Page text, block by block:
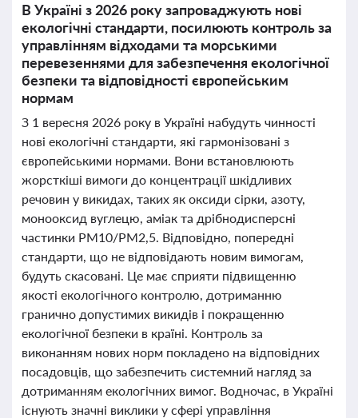
В Україні з 2026 року запроваджують нові
екологічні стандарти, посилюють контроль за
управлінням відходами та морськими
перевезеннями для забезпечення екологічної
безпеки та відповідності європейським
нормам
З 1 вересня 2026 року в Україні набудуть чинності
нові екологічні стандарти, які гармонізовані з
європейськими нормами. Вони встановлюють
жорсткіші вимоги до концентрації шкідливих
речовин у викидах, таких як оксиди сірки, азоту,
монооксид вуглецю, аміак та дрібнодисперсні
частинки PM10/PM2,5. Відповідно, попередні
стандарти, що не відповідають новим вимогам,
будуть скасовані. Це має сприяти підвищенню
якості екологічного контролю, дотриманню
гранично допустимих викидів і покращенню
екологічної безпеки в країні. Контроль за
виконанням нових норм покладено на відповідних
посадовців, що забезпечить системний нагляд за
дотриманням екологічних вимог. Водночас, в Україні
існують значні виклики у сфері управління